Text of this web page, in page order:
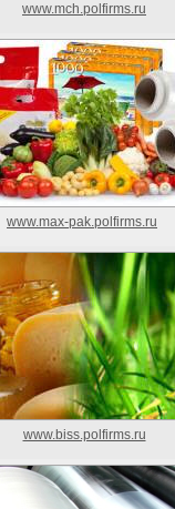
www.mch.polfirms.ru
www.max-pak.polfirms.ru
www.biss.polfirms.ru